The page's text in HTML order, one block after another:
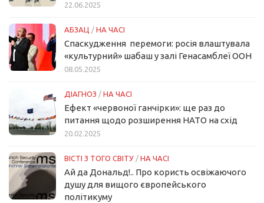
22.06.2025
АБЗАЦ / НА ЧАСІ
Спаскудження перемоги: росія влаштувала
«культурний» шабаш у залі Генасамблеї ООН
08.05.2025
ДІАГНОЗ / НА ЧАСІ
Ефект «червоної ганчірки»: ще раз до
питання щодо розширення НАТО на схід
20.02.2025
ВІСТІ З ТОГО СВІТУ / НА ЧАСІ
Ай да Дональд!.. Про користь освіжаючого
душу для вищого європейського
політикуму